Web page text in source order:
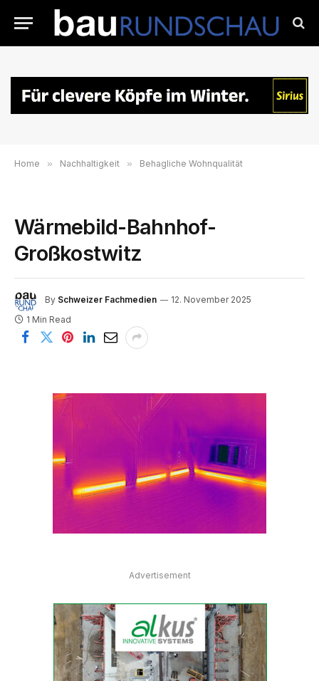
Home » Nachhaltigkeit » Behagliche Wohnqualität
Wärmebild-Bahnhof-
Großkostwitz
By Schweizer Fachmedien
12. November 2025
1 Min Read
Advertisement